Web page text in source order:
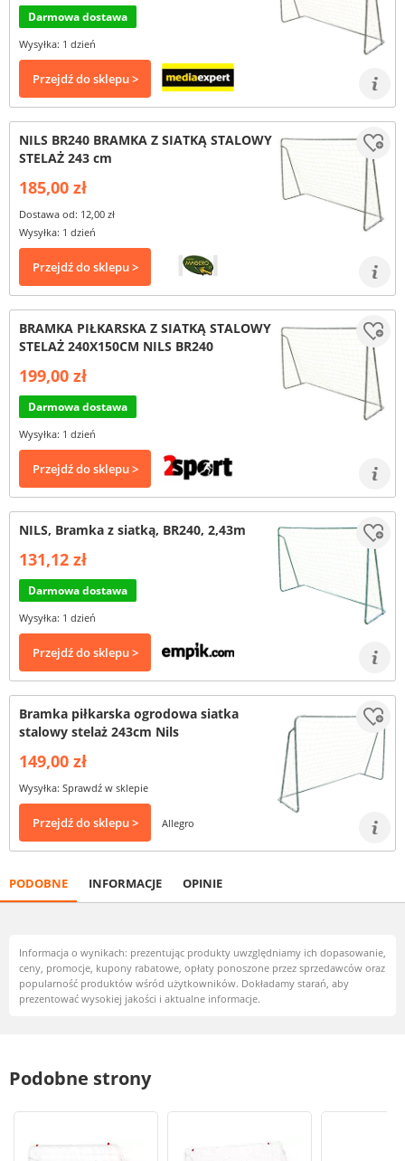
Darmowa dostawa
Wysyłka: 1 dzień
Przejdź do sklepu >
NILS BR240 BRAMKA Z SIATKĄ STALOWY
STELAŻ 243 cm
185,00 zł
Dostawa od: 12,00 zł
Wysyłka: 1 dzień
Przejdź do sklepu >
BRAMKA PIŁKARSKA Z SIATKĄ STALOWY
STELAŻ 240X150CM NILS BR240
199,00 zł
Darmowa dostawa
Wysyłka: 1 dzień
Przejdź do sklepu >
NILS, Bramka z siatką, BR240, 2,43m
131,12 zł
Darmowa dostawa
Wysyłka: 1 dzień
Przejdź do sklepu >
Bramka piłkarska ogrodowa siatka
stalowy stelaż 243cm Nils
149,00 zł
Wysyłka: Sprawdź w sklepie
Przejdź do sklepu > Allegro
PODOBNE INFORMACJE OPINIE
Informacja o wynikach: prezentując produkty uwzględniamy ich dopasowanie,
ceny, promocje, kupony rabatowe, opłaty ponoszone przez sprzedawców oraz
popularność produktów wśród użytkowników. Dokładamy starań, aby
prezentować wysokiej jakości i aktualne informacje.
Podobne strony